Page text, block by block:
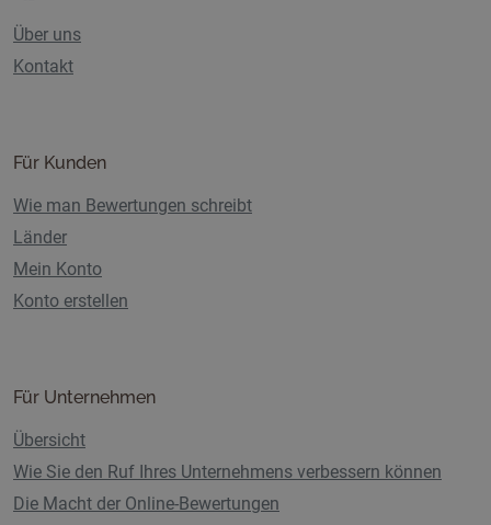
Über uns
Kontakt
Für Kunden
Wie man Bewertungen schreibt
Länder
Mein Konto
Konto erstellen
Für Unternehmen
Übersicht
Wie Sie den Ruf Ihres Unternehmens verbessern können
Die Macht der Online-Bewertungen